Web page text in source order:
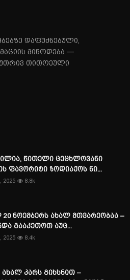
დაფუძნებული,
მიწოდება —
თითოეული
წითელი ცეცხლოვანი
ფავორიტი ზოდიაქოს ნი...
2025 8.8k
20 ნოემბერს ახალ მთვარეობაა –
გააკეთოთ აუც...
2025 8.4k
ახალ კარს გიხსნით –